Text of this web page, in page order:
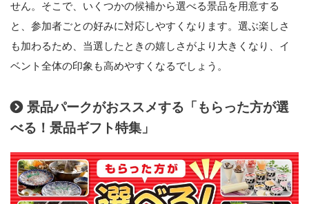
せん。そこで、いくつかの候補から選べる景品を用意する
と、参加者ごとの好みに対応しやすくなります。選ぶ楽しさ
も加わるため、当選したときの嬉しさがより大きくなり、イ
ベント全体の印象も高めやすくなるでしょう。
景品パークがおススメする「もらった方が選
べる！景品ギフト特集」